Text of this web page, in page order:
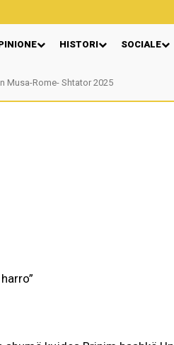
HISTORI SOCIALE
Musa-Rome- Shtator 2025
Dedaj